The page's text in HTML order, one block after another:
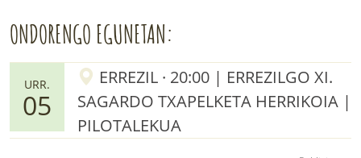
ONDORENGO EGUNETAN:
URR.
05
ERREZIL · 20:00 | ERREZILGO XI.
SAGARDO TXAPELKETA HERRIKOIA |
PILOTALEKUA